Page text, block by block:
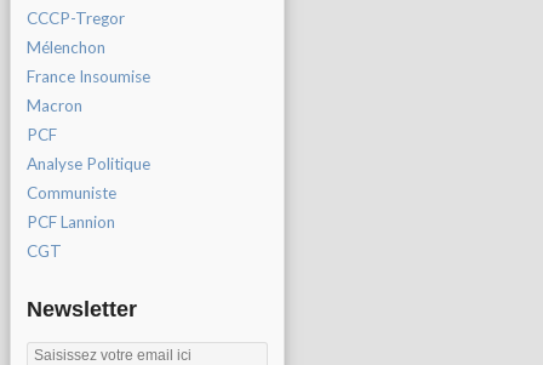
CCCP-Tregor
Mélenchon
France Insoumise
Macron
PCF
Analyse Politique
Communiste
PCF Lannion
CGT
Newsletter